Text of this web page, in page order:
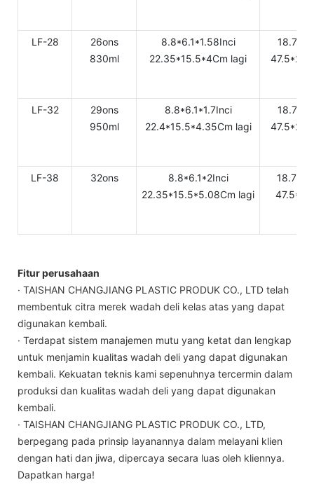
LF-28
26ons
830ml
8.8*6.1*1.58Inci
22.35*15.5*4Cm lagi
LF-32
29ons
950ml
8.8*6.1*1.7Inci
22.4*15.5*4.35Cm lagi
LF-38 32ons
8.8*6.1*2Inci
22.35*15.5*5.08Cm lagi
Fitur perusahaan
· TAISHAN CHANGJIANG PLASTIC PRODUK CO., LTD telah
membentuk citra merek wadah deli kelas atas yang dapat
digunakan kembali.
· Terdapat sistem manajemen mutu yang ketat dan lengkap
untuk menjamin kualitas wadah deli yang dapat digunakan
kembali. Kekuatan teknis kami sepenuhnya tercermin dalam
produksi dan kualitas wadah deli yang dapat digunakan
kembali.
· TAISHAN CHANGJIANG PLASTIC PRODUK CO., LTD,
berpegang pada prinsip layanannya dalam melayani klien
dengan hati dan jiwa, dipercaya secara luas oleh kliennya.
Dapatkan harga!